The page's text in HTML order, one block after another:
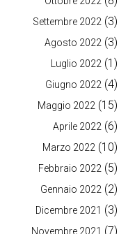
Settembre 2022 (3)
Agosto 2022 (3)
Luglio 2022 (1)
Giugno 2022 (4)
Maggio 2022 (15)
Aprile 2022 (6)
Marzo 2022 (10)
Febbraio 2022 (5)
Gennaio 2022 (2)
Dicembre 2021 (3)
Novembre 2021 (7)